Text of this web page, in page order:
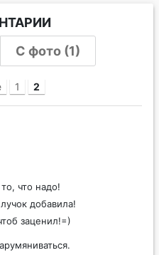
С фото (1)
1 2
что надо!
добавила!
заценил!=)